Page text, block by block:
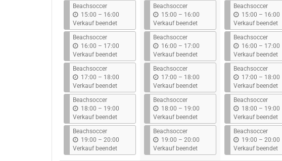
Beachsoccer
15:00 – b
i
s
16:00
Verkauf beendet
Beachsoccer
16:00 – b
i
s
17:00
Verkauf beendet
Beachsoccer
17:00 – b
i
s
18:00
Verkauf beendet
Beachsoccer
18:00 – b
i
s
19:00
Verkauf beendet
Beachsoccer
19:00 – b
i
s
20:00
Verkauf beendet
Beachsoccer
15:00 – b
i
s
16:00
Verkauf beendet
Beachsoccer
16:00 – b
i
s
17:00
Verkauf beendet
Beachsoccer
17:00 – b
i
s
18:00
Verkauf beendet
Beachsoccer
18:00 – b
i
s
19:00
Verkauf beendet
Beachsoccer
19:00 – b
i
s
20:00
Verkauf beendet
Beachsoccer
15:00 – b
i
s
16:00
Verkauf beendet
Beachsoccer
16:00 – b
i
s
17:00
Verkauf beendet
Beachsoccer
17:00 – b
i
s
18:00
Verkauf beendet
Beachsoccer
18:00 – b
i
s
19:00
Verkauf beendet
Beachsoccer
19:00 – b
i
s
20:00
Verkauf beendet